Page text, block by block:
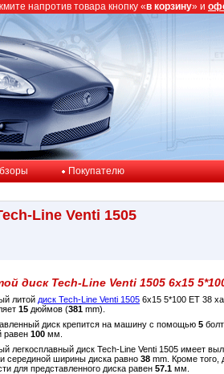
Покупателю
Line Venti 1505
диск Tech-Line Venti 1505 6x15
литой диск Tech-Line Venti 1505 6x15 5*100 ET 38
15 дюймов (381 mm).
диск крепится на машину с помощью 5
равен 100 мм.
легкосплавный диск Tech-Line Venti 1505 имеет
серединой ширины диска равно 38 mm. Кроме того,
для представленного диска равен 57.1 мм.
напротив товара кнопку «в корзину» и